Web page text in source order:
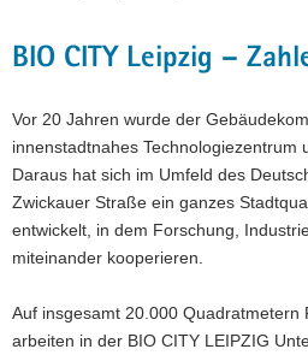
BIO CITY Leipzig –
Vor 20 Jahren wurde der
innenstadtnahes Technologiezentrum
Daraus hat sich im Umfeld des
Zwickauer Straße ein ganzes
entwickelt, in dem Forschung,
miteinander kooperieren.
Auf insgesamt 20.000 Quadratmetern
arbeiten in der BIO CITY LEIPZIG